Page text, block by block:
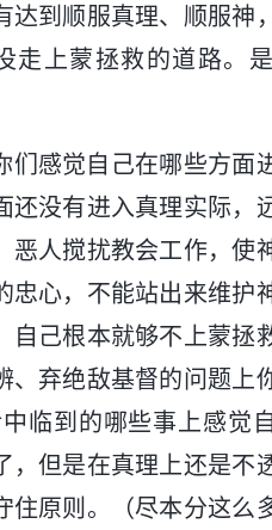
到顺服真理、顺服神
上蒙拯救的道路。是
感觉自己在哪些方面
还没有进入真理实际，
恶人搅扰教会工作，使
心，不能站出来维护
己根本就够不上蒙拯
、弃绝敌基督的问题上
临到的哪些事上感觉
，但是在真理上还是不
原则。（尽本分这么